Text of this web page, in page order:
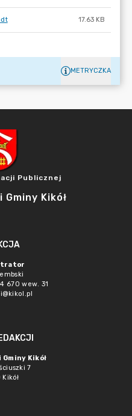
17.63 KB
METRYCZKA
Publicznej
Kikół
670 wew. 31
Kikół
7